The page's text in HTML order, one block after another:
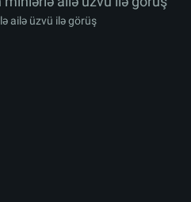
ailə üzvü ilə görüş